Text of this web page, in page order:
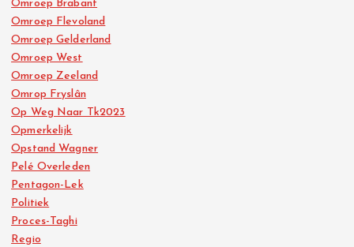
Omroep Brabant
Omroep Flevoland
Omroep Gelderland
Omroep West
Omroep Zeeland
Omrop Fryslân
Op Weg Naar Tk2023
Opmerkelijk
Opstand Wagner
Pelé Overleden
Pentagon-Lek
Politiek
Proces-Taghi
Regio